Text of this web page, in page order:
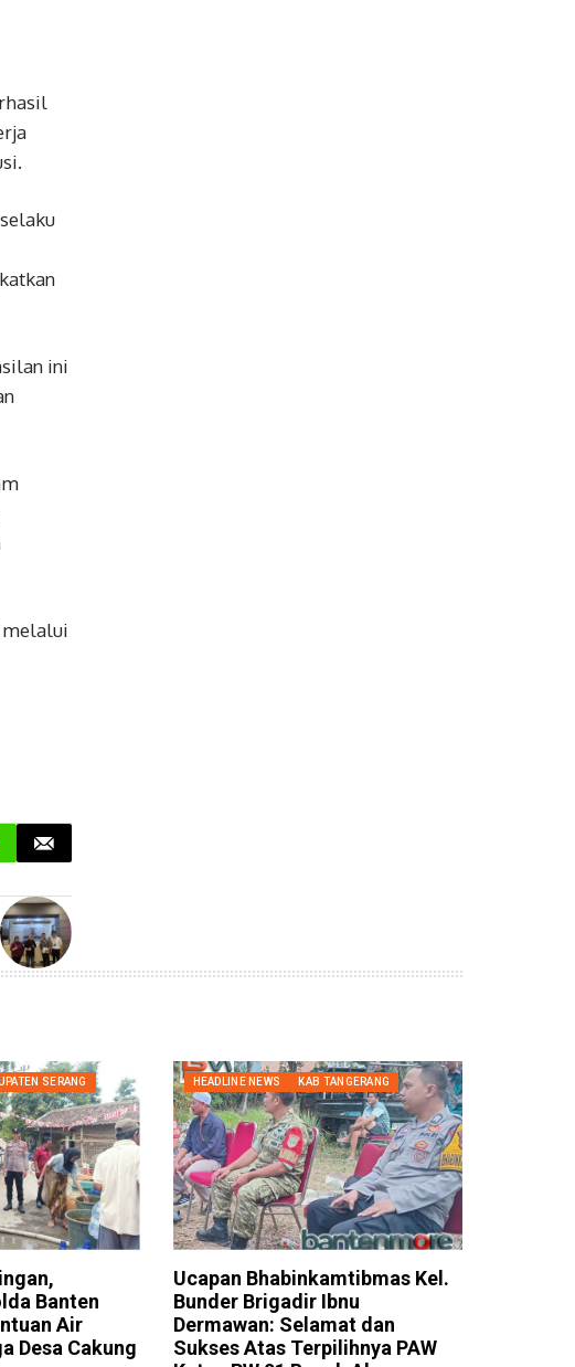
ini
melalui
SERANG
Banten
Air
Desa Cakung
HEADLINE NEWS KAB TANGERANG
Ucapan Bhabinkamtibmas Kel.
Bunder Brigadir Ibnu
Dermawan: Selamat dan
Sukses Atas Terpilihnya PAW